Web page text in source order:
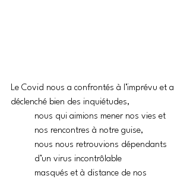
Le Covid nous a confrontés à l’imprévu et a
déclenché bien des inquiétudes,
nous qui aimions mener nos vies et
nos rencontres à notre guise,
nous nous retrouvions dépendants
d’un virus incontrôlable
masqués et à distance de nos